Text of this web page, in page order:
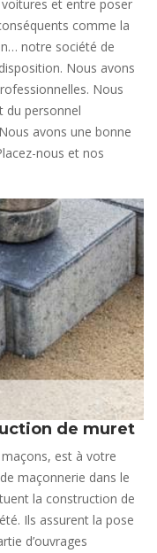
et entre poser
comme la
notre société de
Nous avons
Nous
du personnel
avons une bonne
nous et nos
de muret
est à votre
maçonnerie dans le
la construction de
Ils assurent la pose
d’ouvrages